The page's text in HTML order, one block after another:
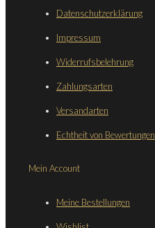
Datenschutzerklärung
Impressum
Widerrufsbelehrung
Zahlungsarten
Versandarten
Echtheit von Bewertungen
Mein Account
Meine Bestellungen